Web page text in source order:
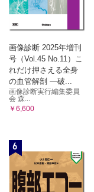
画像診断 2025年増刊
号（Vol.45 No.11）こ
れだけ押さえる全身
の血管解剖 ―破...
画像診断実行編集委員
会 森...
￥6,600
6